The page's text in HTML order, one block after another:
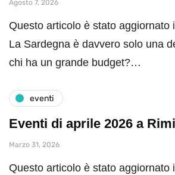
Agosto 7, 2026
Questo articolo è stato aggiornato
La Sardegna è davvero solo una
chi ha un grande budget?…
eventi
Eventi di aprile 2026 a
Marzo 31, 2026
Questo articolo è stato aggiornato